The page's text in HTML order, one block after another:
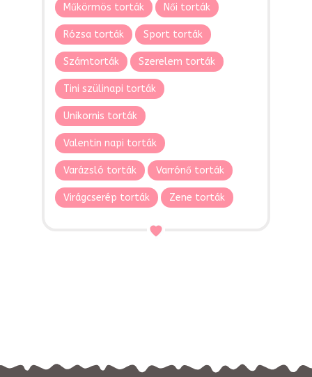
Műkörmös torták Női torták
Rózsa torták Sport torták
Számtorták Szerelem torták
Tini szülinapi torták
Unikornis torták
Valentin napi torták
Varázsló torták Varrónő torták
Virágcserép torták Zene torták